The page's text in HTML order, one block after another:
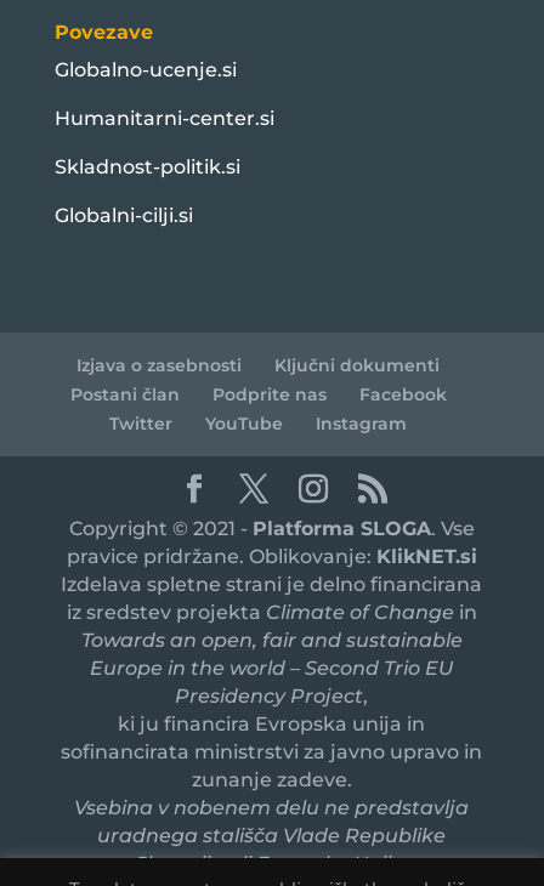
Povezave
Globalno-ucenje.si
Humanitarni-center.si
Skladnost-politik.si
Globalni-cilji.si
Izjava o zasebnosti
Ključni dokumenti
Postani član
Podprite nas
Facebook
Twitter
YouTube Instagram
Copyright © 2021 - Platforma SLOGA. Vse
pravice pridržane. Oblikovanje: KlikNET.si
Izdelava spletne strani je delno financirana
iz sredstev projekta Climate of Change in
Towards an open, fair and sustainable
Europe in the world – Second Trio EU
Presidency Project,
ki ju financira Evropska unija in
sofinancirata ministrstvi za javno upravo in
zunanje zadeve.
Vsebina v nobenem delu ne predstavlja
uradnega stališča Vlade Republike
Slovenije ali Evropske Unije.